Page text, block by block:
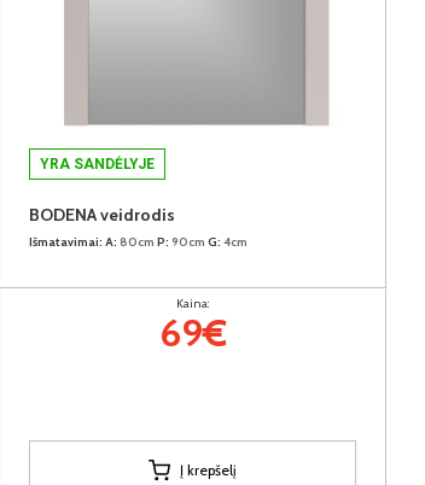
YRA SANDĖLYJE
BODENA veidrodis
Išmatavimai: A: 80cm P: 90cm G: 4cm
Kaina:
69€
Į krepšelį